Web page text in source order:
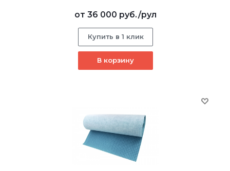
от 36 000 руб./рул
Купить в 1 клик
В корзину